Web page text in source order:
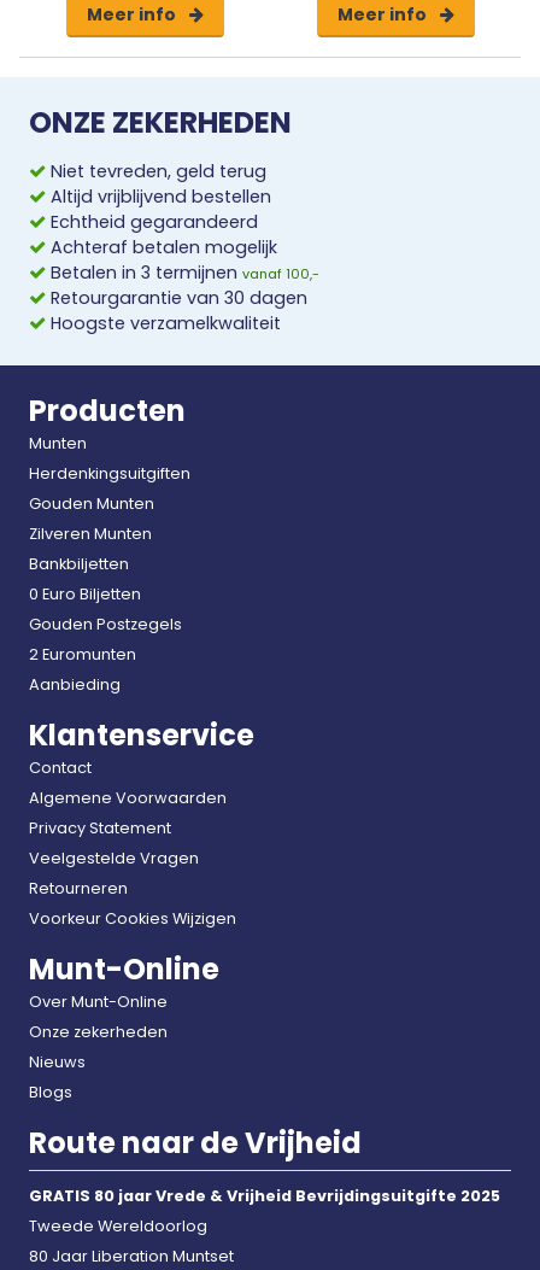
Meer info Meer info
ONZE ZEKERHEDEN
Niet tevreden, geld terug
Altijd vrijblijvend bestellen
Echtheid gegarandeerd
Achteraf betalen mogelijk
Betalen in 3 termijnen vanaf 100,-
Retourgarantie van 30 dagen
Hoogste verzamelkwaliteit
Producten
Munten
Herdenkingsuitgiften
Gouden Munten
Zilveren Munten
Bankbiljetten
0 Euro Biljetten
Gouden Postzegels
2 Euromunten
Aanbieding
Klantenservice
Contact
Algemene Voorwaarden
Privacy Statement
Veelgestelde Vragen
Retourneren
Voorkeur Cookies Wijzigen
Munt-Online
Over Munt-Online
Onze zekerheden
Nieuws
Blogs
Route naar de Vrijheid
GRATIS 80 jaar Vrede & Vrijheid Bevrijdingsuitgifte 2025
Tweede Wereldoorlog
80 Jaar Liberation Muntset